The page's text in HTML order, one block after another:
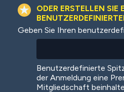
Colorful
ODER ERSTELLEN SIE
Geben Sie Ihren
Benutzerdefinierte
der Anmeldung eine
Mitgliedschaft